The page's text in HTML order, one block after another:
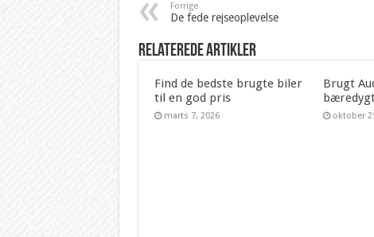
Forrige
De fede rejseoplevelse
Relaterede artikler
Find de bedste brugte biler
til en god pris
marts 7, 2026
Brugt
oktober